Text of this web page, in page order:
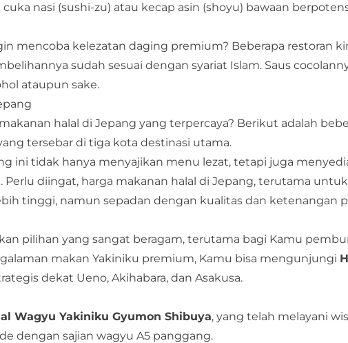
nasi (sushi-zu) atau kecap asin (shoyu) bawaan
mencoba kelezatan daging premium? Beberapa restoran
sudah sesuai dengan syariat Islam. Saus
ataupun sake.
halal di Jepang yang terpercaya? Berikut adalah
tersebar di tiga kota destinasi utama.
ini tidak hanya menyajikan menu lezat, tetapi juga
diingat, harga makanan halal di Jepang, terutama
tinggi, namun sepadan dengan kualitas dan ketenangan
pilihan yang sangat beragam, terutama bagi Kamu
makan Yakiniku premium, Kamu bisa mengunjungi
dekat Ueno, Akihabara, dan Asakusa.
Wagyu Yakiniku Gyumon Shibuya, yang telah melayani
dengan sajian wagyu A5 panggang.